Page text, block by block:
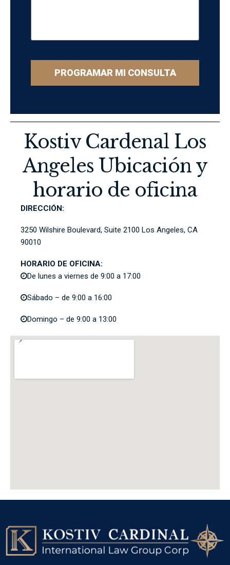
PROGRAMAR MI CONSULTA
Kostiv Cardenal Los
Angeles Ubicación y
horario de oficina
DIRECCIÓN:
3250 Wilshire Boulevard, Suite 2100 Los Angeles, CA
90010
HORARIO DE OFICINA:
De lunes a viernes de 9:00 a 17:00
Sábado – de 9:00 a 16:00
Domingo – de 9:00 a 13:00